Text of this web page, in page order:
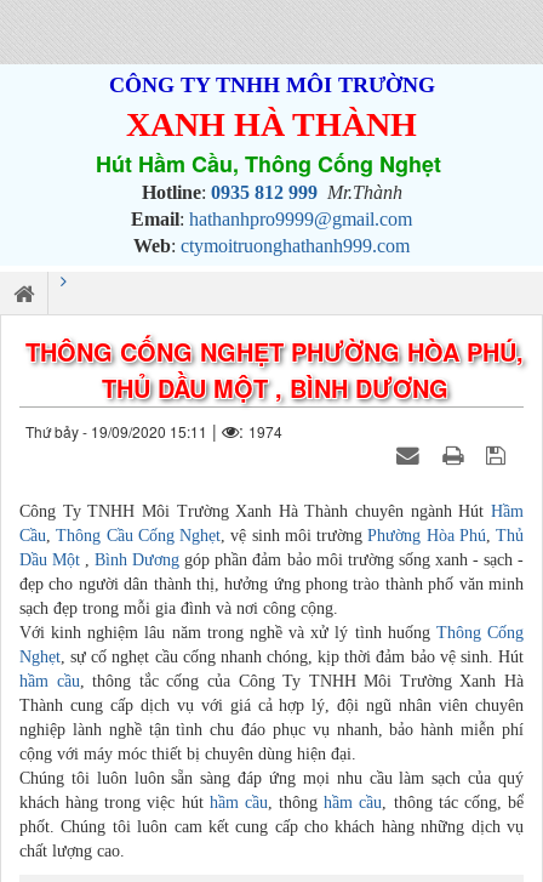
CÔNG TY TNHH MÔI TRƯỜNG
XANH HÀ THÀNH
Hút Hầm Cầu, Thông Cống Nghẹt
Hotline: 0935 812 999 Mr.Thành
Email: hathanhpro9999@gmail.com
Web: ctymoitruonghathanh999.com
THÔNG CỐNG NGHẸT PHƯỜNG HÒA PHÚ,
THỦ DẦU MỘT , BÌNH DƯƠNG
Thứ bảy - 19/09/2020 15:11 | : 1974
Công Ty TNHH Môi Trường Xanh Hà Thành chuyên ngành Hút Hầm
Cầu,Thông Cầu Cống Nghẹt, vệ sinh môi trườngPhường Hòa Phú, Thủ
Dầu Một ,Bình Dương góp phần đảm bảo môi trường sống xanh - sạch -
đẹp cho người dân thành thị, hưởng ứng phong trào thành phố văn minh
sạch đẹp trong mỗi gia đình và nơi công cộng.
Với kinh nghiệm lâu năm trong nghề và xử lý tình huống Thông Cống
Nghẹt, sự cố nghẹt cầu cống nhanh chóng, kịp thời đảm bảo vệ sinh. Hút
hầm cầu, thông tắc cống của Công Ty TNHH Môi Trường Xanh Hà
Thành cung cấp dịch vụ với giá cả hợp lý, đội ngũ nhân viên chuyên
nghiệp lành nghề tận tình chu đáo phục vụ nhanh, bảo hành miễn phí
cộng với máy móc thiết bị chuyên dùng hiện đại.
Chúng tôi luôn luôn sẵn sàng đáp ứng mọi nhu cầu làm sạch của quý
khách hàng trong việc hút hầm cầu, thônghầm cầu, thông tác cống, bể
phốt. Chúng tôi luôn cam kết cung cấp cho khách hàng những dịch vụ
chất lượng cao.